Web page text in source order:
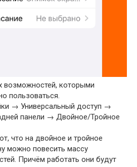
возможностей, которыми
пользоваться.
→ Универсальный доступ →
панели → Двойное/Тройное
что на двойное и тройное
можно повесить массу
Причём работать они будут